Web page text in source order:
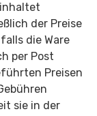
der Preise
die Ware
per Post
Preisen
sie in der